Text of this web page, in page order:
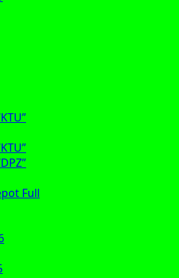
Full